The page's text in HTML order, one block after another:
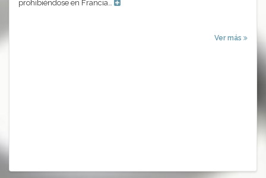
prohibiéndose en Francia…
Ver más